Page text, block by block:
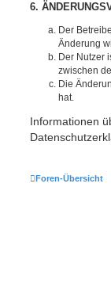
6.
Der
Änderung
Der Nutzer
zwischen
Die
hat.
Informationen
Foren-Übersicht